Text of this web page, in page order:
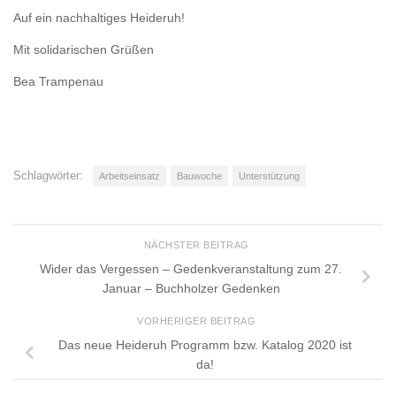
Auf ein nachhaltiges Heideruh!
Mit solidarischen Grüßen
Bea Trampenau
Schlagwörter: Arbeitseinsatz Bauwoche Unterstützung
NÄCHSTER BEITRAG
Wider das Vergessen – Gedenkveranstaltung zum 27.
Januar – Buchholzer Gedenken
VORHERIGER BEITRAG
Das neue Heideruh Programm bzw. Katalog 2020 ist
da!